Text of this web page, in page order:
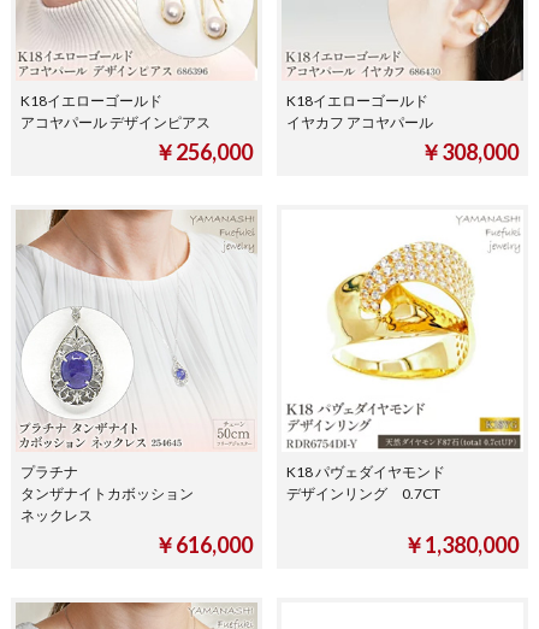
K18イエローゴールド
アコヤパール デザインピアス
￥256,000
K18イエローゴールド
イヤカフ アコヤパール
￥308,000
プラチナ
タンザナイトカボッション
ネックレス
￥616,000
K18 パヴェダイヤモンド
デザインリング 0.7CT
￥1,380,000